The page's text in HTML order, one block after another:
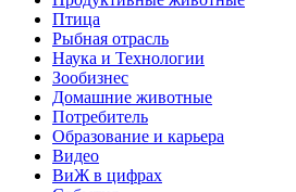
Птица
Рыбная отрасль
Наука и Технологии
Зообизнес
Домашние животные
Потребитель
Образование и карьера
Видео
ВиЖ в цифрах